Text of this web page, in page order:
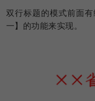
双行标题的模式前面
一】的功能来实现。